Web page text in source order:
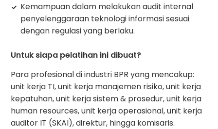
Kemampuan dalam melakukan audit internal
penyelenggaraan teknologi informasi sesuai
dengan regulasi yang berlaku.
Untuk siapa pelatihan ini dibuat?
Para profesional di industri BPR yang mencakup:
unit kerja TI, unit kerja manajemen risiko, unit kerja
kepatuhan, unit kerja sistem & prosedur, unit kerja
human resources, unit kerja operasional, unit kerja
auditor IT (SKAI), direktur, hingga komisaris.